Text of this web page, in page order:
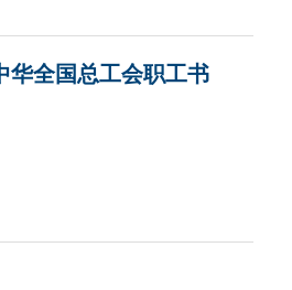
华全国总工会职工书